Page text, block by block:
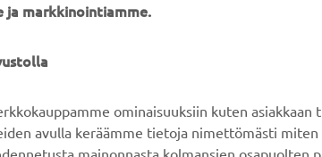
markkinointiamme.
ominaisuuksiin kuten
avulla keräämme tietoja nimettömästi
mainonnasta kolmansien